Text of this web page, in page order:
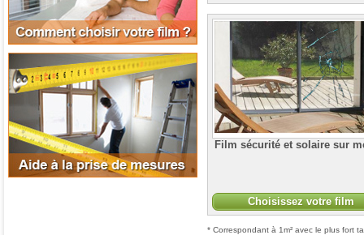
Aide à la prise de mesures
Film sécurité et solaire sur
Choisissez votre film
* Correspondant à 1m² avec le plus fort